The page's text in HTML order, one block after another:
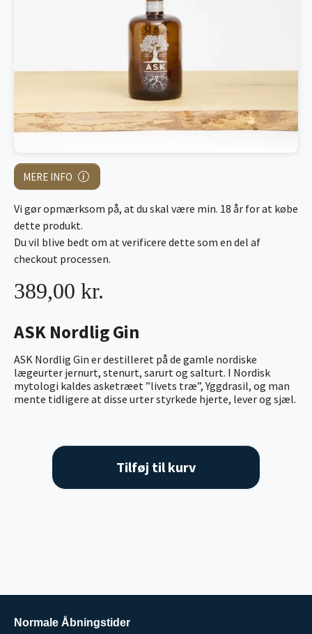
MERE INFO
ASK Nordlig Gin
ASK Nordlig Gin er destilleret på de gamle nordiske
lægeurter jernurt, stenurt, sarurt og salturt. I Nordisk
mytologi kaldes asketræet ”livets træ”, Yggdrasil, og man
mente tidligere at disse urter styrkede hjerte, lever og sjæl.
389,00 kr.
Vi gør opmærksom på, at du skal være min. 18 år for at købe
dette produkt.
Du vil blive bedt om at verificere dette som en del af
checkout processen.
Tilføj til kurv
Normale Åbningstider